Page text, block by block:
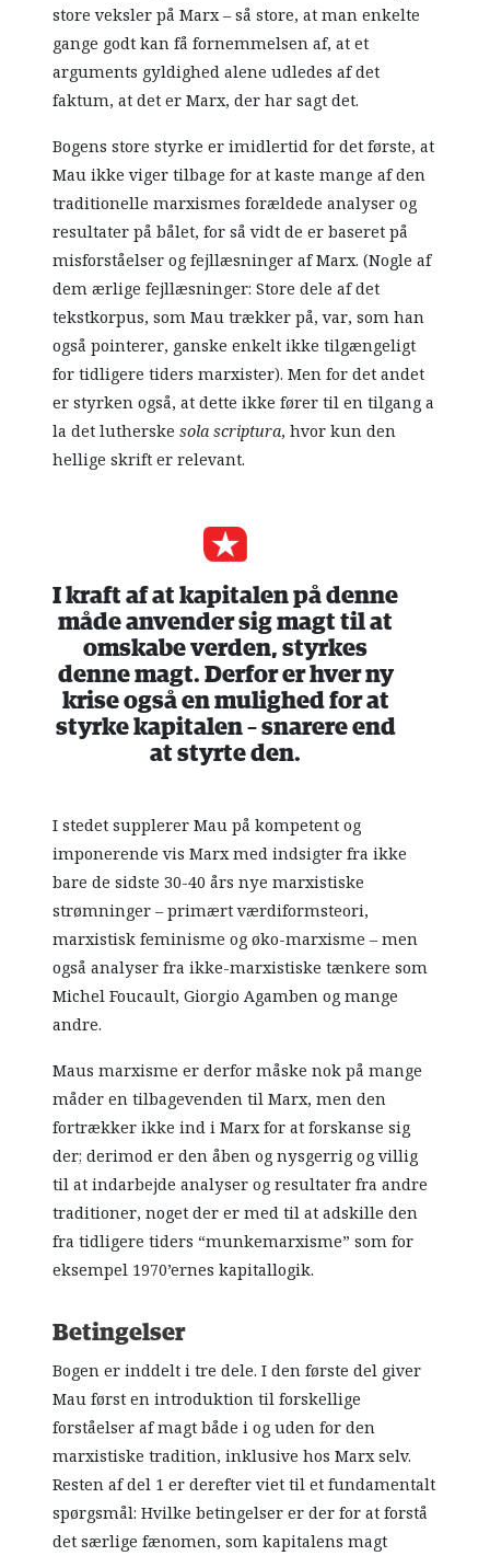
store veksler på Marx – så store, at man enkelte
gange godt kan få fornemmelsen af, at et
arguments gyldighed alene udledes af det
faktum, at det er Marx, der har sagt det.
Bogens store styrke er imidlertid for det første, at
Mau ikke viger tilbage for at kaste mange af den
traditionelle marxismes forældede analyser og
resultater på bålet, for så vidt de er baseret på
misforståelser og fejllæsninger af Marx. (Nogle af
dem ærlige fejllæsninger: Store dele af det
tekstkorpus, som Mau trækker på, var, som han
også pointerer, ganske enkelt ikke tilgængeligt
for tidligere tiders marxister). Men for det andet
er styrken også, at dette ikke fører til en tilgang a
la det lutherskesola scriptura, hvor kun den
hellige skrift er relevant.
I kraft af at kapitalen på denne
måde anvender sig magt til at
omskabe verden, styrkes
denne magt. Derfor er hver ny
krise også en mulighed for at
styrke kapitalen – snarere end
at styrte den.
I stedet supplerer Mau på kompetent og
imponerende vis Marx med indsigter fra ikke
bare de sidste 30-40 års nye marxistiske
strømninger – primært værdiformsteori,
marxistisk feminisme og øko-marxisme – men
også analyser fra ikke-marxistiske tænkere som
Michel Foucault, Giorgio Agamben og mange
andre.
Maus marxisme er derfor måske nok på mange
måder en tilbagevenden til Marx, men den
fortrækker ikke ind i Marx for at forskanse sig
der; derimod er den åben og nysgerrig og villig
til at indarbejde analyser og resultater fra andre
traditioner, noget der er med til at adskille den
fra tidligere tiders “munkemarxisme” som for
eksempel 1970’ernes kapitallogik.
Betingelser
Bogen er inddelt i tre dele. I den første del giver
Mau først en introduktion til forskellige
forståelser af magt både i og uden for den
marxistiske tradition, inklusive hos Marx selv.
Resten af del 1 er derefter viet til et fundamentalt
spørgsmål: Hvilke betingelser er der for at forstå
det særlige fænomen, som kapitalens magt